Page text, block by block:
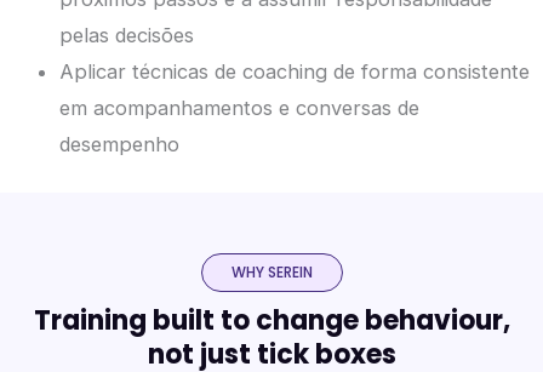
pelas decisões
Aplicar técnicas de coaching de forma consistente
em acompanhamentos e conversas de
desempenho
WHY SEREIN
Training built to change behaviour,
not just tick boxes